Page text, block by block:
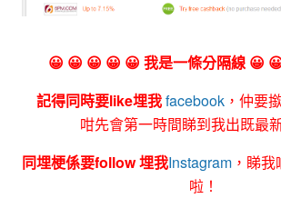
😀 😀 😀 😀 😀 我是一條分隔線 😀
記得同時要like埋我facebook ，仲要
咁先會第一時間睇到我出既最
同埋梗係要follow 埋我Instagram ，睇
啦！